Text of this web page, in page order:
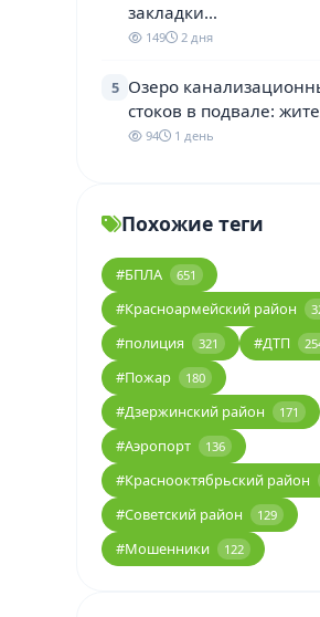
закладки…
149 2 дня
5 Озеро
стоков в подвале:
94 1 день
Похожие теги
#БПЛА 651
#Красноармейский район
#полиция 321 #ДТП
#Пожар 180
#Дзержинский район 171
#Аэропорт 136
#Краснооктябрьский район
#Советский район 129
#Мошенники 122